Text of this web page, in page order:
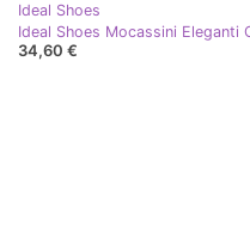
Ideal Shoes
Ideal Shoes Mocassini Eleganti
34,60 €